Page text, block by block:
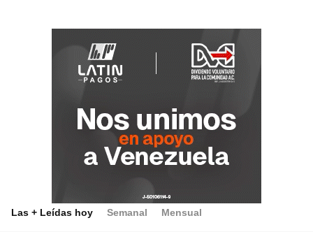
Las + Leídas hoy Semanal Mensual